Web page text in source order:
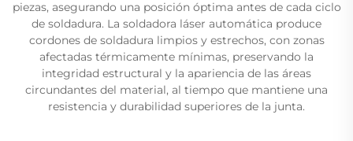
piezas, asegurando una posición óptima antes de cada ciclo
de soldadura. La soldadora láser automática produce
cordones de soldadura limpios y estrechos, con zonas
afectadas térmicamente mínimas, preservando la
integridad estructural y la apariencia de las áreas
circundantes del material, al tiempo que mantiene una
resistencia y durabilidad superiores de la junta.